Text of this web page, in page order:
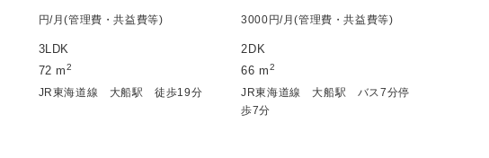
円/月(管理費・共益費等)
3LDK
72 m2
JR東海道線 大船駅 徒歩19分
3000円/月(管理費・共益費等)
2DK
66 m2
JR東海道線 大船駅 バス7分停
歩7分